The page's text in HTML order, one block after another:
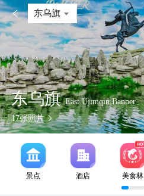
 东乌旗
东乌旗East Ujimqin Banner
17张照片
景点 酒店 美食林